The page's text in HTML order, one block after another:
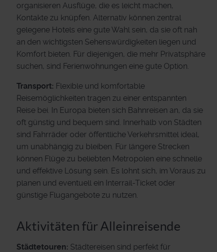
organisieren Ausflüge, die es leicht machen,
Kontakte zu knüpfen. Alternativ können zentral
gelegene Hotels eine gute Wahl sein, da sie oft nah
an den wichtigsten Sehenswürdigkeiten liegen und
Komfort bieten. Für diejenigen, die mehr Privatsphäre
suchen, sind Ferienwohnungen eine gute Option.
Transport: Flexible und komfortable
Reisemöglichkeiten tragen zu einer entspannten
Reise bei. In Europa bieten sich Bahnreisen an, da sie
oft günstig und bequem sind. Innerhalb von Städten
sind Fahrräder oder öffentliche Verkehrsmittel ideal,
um unabhängig zu bleiben. Für längere Strecken
können Flüge zu beliebten Metropolen eine schnelle
und effektive Lösung sein. Es lohnt sich, im Voraus zu
planen und eventuell ein Interrail-Ticket oder
günstige Flugangebote zu nutzen.
Aktivitäten für Alleinreisende
Städtetouren: Städtereisen sind perfekt für